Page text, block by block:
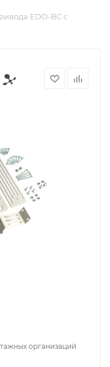
EDO-BC с
организаций